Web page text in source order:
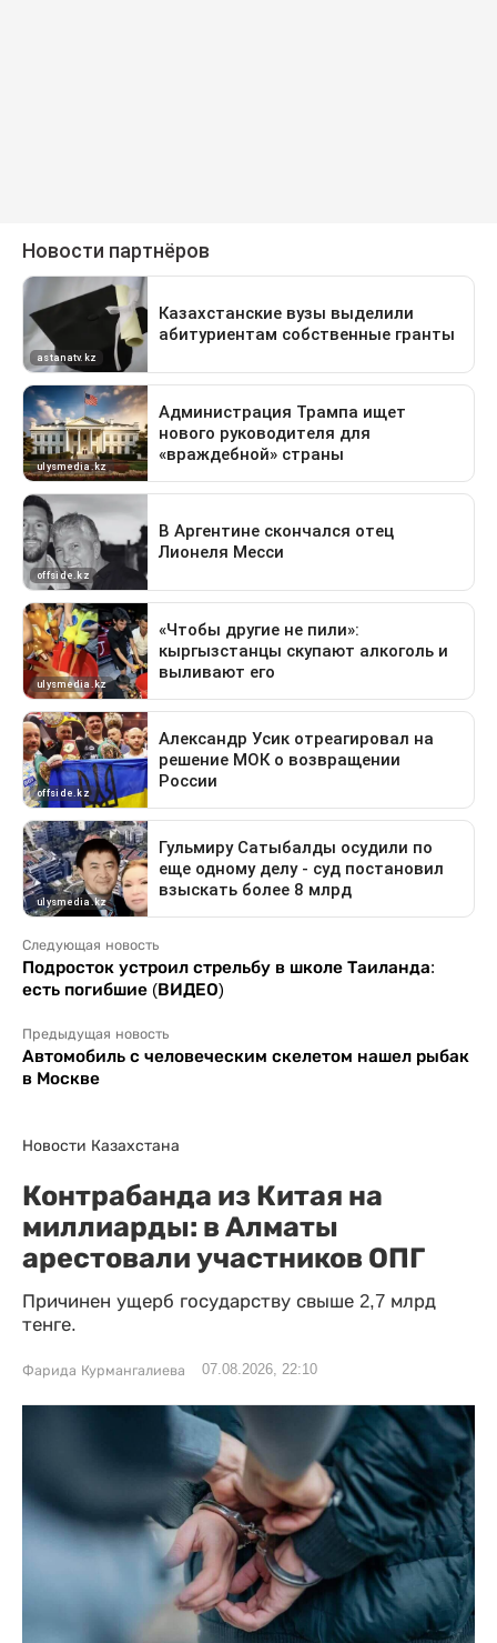
Следующая новость
Подросток устроил стрельбу в школе Таиланда:
есть погибшие (ВИДЕО)
Предыдущая новость
Автомобиль с человеческим скелетом нашел рыбак
в Москве
Новости Казахстана
Контрабанда из Китая на
миллиарды: в Алматы
арестовали участников ОПГ
Причинен ущерб государству свыше 2,7 млрд
тенге.
Фарида Курмангалиева 07.08.2026, 22:10